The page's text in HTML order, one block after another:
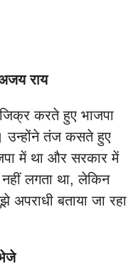
राय
करते हुए भाजपा
उन्होंने तंज कसते हुए
में था और सरकार में
नहीं लगता था, लेकिन
बताया जा रहा